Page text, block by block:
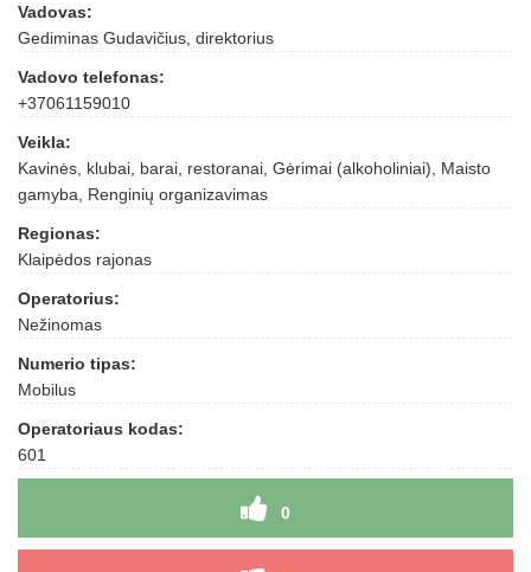
Vadovas:
Gediminas Gudavičius, direktorius
Vadovo telefonas:
+37061159010
Veikla:
Kavinės, klubai, barai, restoranai, Gėrimai (alkoholiniai), Maisto
gamyba, Renginių organizavimas
Regionas:
Klaipėdos rajonas
Operatorius:
Nežinomas
Numerio tipas:
Mobilus
Operatoriaus kodas:
601
0